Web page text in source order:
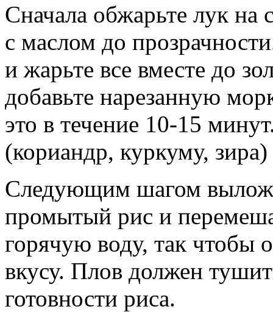
Сначала обжарьте лук на
с маслом до
и жарьте все вместе до
добавьте нарезанную
это в течение 10-15
(кориандр, куркуму,
Следующим шагом
промытый рис и
горячую воду, так чтобы
вкусу. Плов должен
готовности риса.